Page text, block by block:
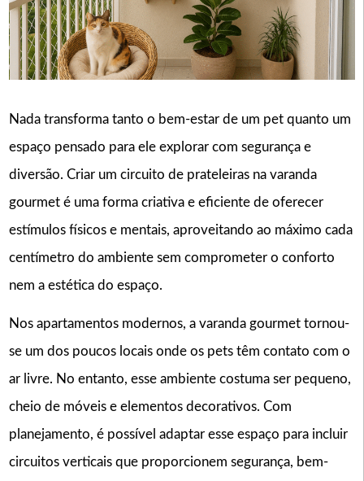
Nada transforma tanto o bem-estar de um pet quanto um
espaço pensado para ele explorar com segurança e
diversão. Criar um circuito de prateleiras na varanda
gourmet é uma forma criativa e eficiente de oferecer
estímulos físicos e mentais, aproveitando ao máximo cada
centímetro do ambiente sem comprometer o conforto
nem a estética do espaço.
Nos apartamentos modernos, a varanda gourmet tornou-
se um dos poucos locais onde os pets têm contato com o
ar livre. No entanto, esse ambiente costuma ser pequeno,
cheio de móveis e elementos decorativos. Com
planejamento, é possível adaptar esse espaço para incluir
circuitos verticais que proporcionem segurança, bem-